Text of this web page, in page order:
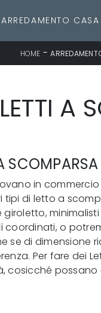
ARREDAMENTO CASA
HOME -
LETTI A
SCOMPARSA
in
tipi di letto a
coordinati, o
se di
Per fare dei
cosicché